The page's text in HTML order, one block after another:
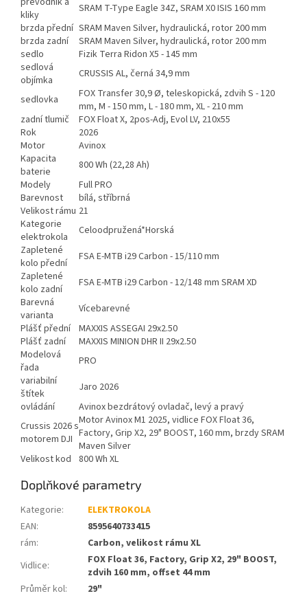
kliky
SRAM T-Type Eagle 34Z, SRAM X0 ISIS 160 mm
brzda přední SRAM Maven Silver, hydraulická, rotor 200 mm
brzda zadní
SRAM Maven Silver, hydraulická, rotor 200 mm
sedlo
Fizik Terra Ridon X5 - 145 mm
sedlová
objímka
CRUSSIS AL, černá 34,9 mm
sedlovka
FOX Transfer 30,9 Ø, teleskopická, zdvih S - 120
mm, M - 150 mm, L - 180 mm, XL - 210 mm
zadní tlumič
FOX Float X, 2pos-Adj, Evol LV, 210x55
Rok
2026
Motor
Avinox
Kapacita
baterie
800 Wh (22,28 Ah)
Modely
Full PRO
Barevnost
bílá, stříbrná
Velikost rámu 21
Kategorie
elektrokola
Celoodpružená*Horská
Zapletené
kolo přední
FSA E-MTB i29 Carbon - 15/110 mm
Zapletené
kolo zadní
FSA E-MTB i29 Carbon - 12/148 mm SRAM XD
Barevná
varianta
Vícebarevné
Plášť přední MAXXIS ASSEGAI 29x2.50
Plášť zadní
MAXXIS MINION DHR II 29x2.50
Modelová
řada
PRO
variabilní
štítek
Jaro 2026
ovládání
Avinox bezdrátový ovladač, levý a pravý
Crussis 2026 s
motorem DJI
Motor Avinox M1 2025, vidlice FOX Float 36,
Factory, Grip X2, 29" BOOST, 160 mm, brzdy SRAM
Maven Silver
Velikost kod 800 Wh XL
Doplňkové parametry
Kategorie:
ELEKTROKOLA
EAN:
8595640733415
rám:
Carbon, velikost rámu XL
Vidlice:
FOX Float 36, Factory, Grip X2, 29" BOOST,
zdvih 160 mm, offset 44 mm
Průměr kol: 29"